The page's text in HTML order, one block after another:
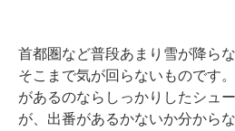
首都圏など普段あまり雪が降ら
そこまで気が回らないものです
があるのならしっかりしたシュ
が、出番があるかないか分から